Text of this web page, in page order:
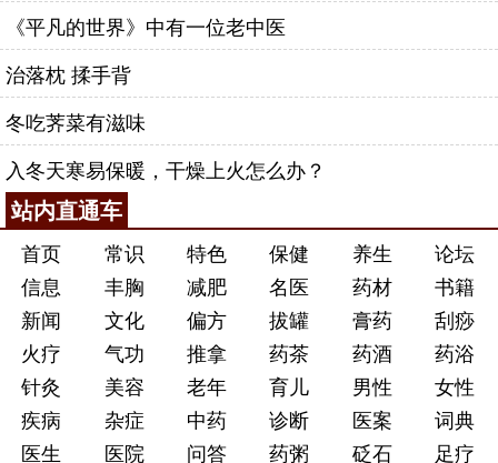
《平凡的世界》中有一位老中医
治落枕 揉手背
冬吃荠菜有滋味
入冬天寒易保暖，干燥上火怎么办？
站内直通车
首页 常识 特色 保健 养生
论坛
信息
丰胸 减肥 名医 药材
书籍
新闻
文化 偏方 拔罐 膏药
刮痧
火疗
气功 推拿 药茶 药酒
药浴
针灸
美容 老年 育儿 男性
女性
疾病
杂症 中药 诊断 医案
词典
医生
医院 问答 药粥 砭石 足疗